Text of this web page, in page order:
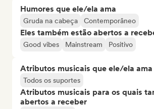
Humores que ele/ela ama
Gruda na cabeça Contemporâneo
Eles também estão abertos a
Good vibes Mainstream Positivo
Atributos musicais que ele/ela ama
Todos os suportes
Atributos musicais para os quais
abertos a receber